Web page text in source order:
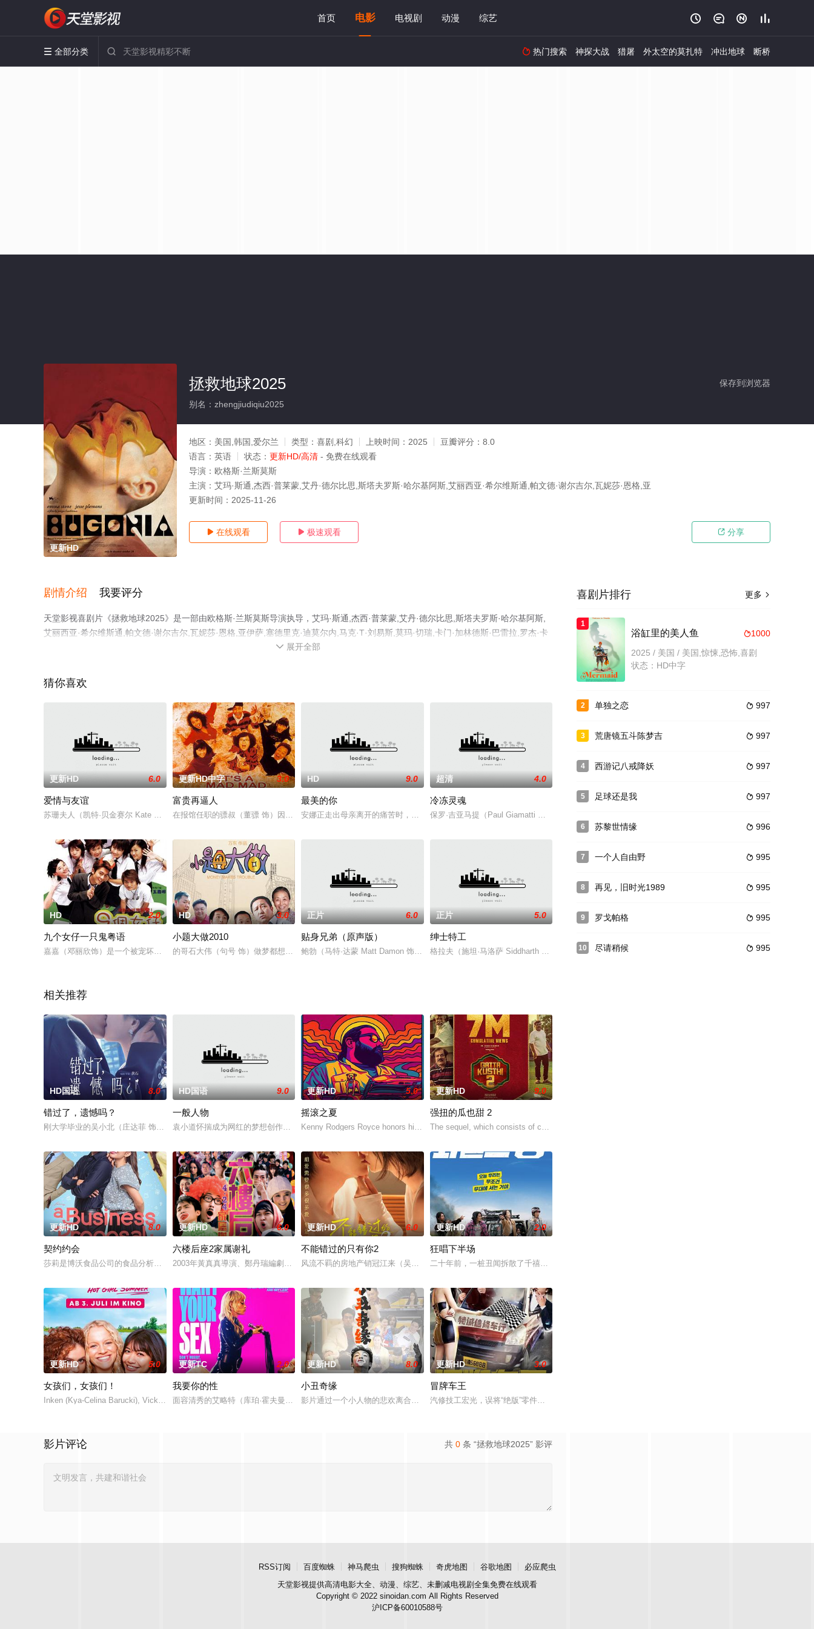
首页 电影 电视剧 动漫 综艺    
 全部分类   热门搜索 神探大战 猎屠 外太空的莫扎特 冲出地球 断桥
更新HD
保存到浏览器
拯救地球2025
别名：zhengjiudiqiu2025
地区： 美国,韩国,爱尔兰 类型： 喜剧,科幻 上映时间： 2025 豆瓣评分： 8.0
语言： 英语 状态： 更新HD/高清 - 免费在线观看
导演： 欧格斯·兰斯莫斯
主演： 艾玛·斯通,杰西·普莱蒙,艾丹·德尔比思,斯塔夫罗斯·哈尔基阿斯,艾丽西亚·希尔维斯通,帕文德·谢尔吉尔,瓦妮莎·恩格,亚
更新时间： 2025-11-26
 在线观看  极速观看  分享
剧情介绍 我要评分
天堂影视喜剧片《拯救地球2025》是一部由欧格斯·兰斯莫斯导演执导，艾玛·斯通,杰西·普莱蒙,艾丹·德尔比思,斯塔夫罗斯·哈尔基阿斯,
艾丽西亚·希尔维斯通,帕文德·谢尔吉尔,瓦妮莎·恩格,亚伊萨,塞德里克·迪莫尔内,马克·T·刘易斯,莫玛·切瑞,卡门·加林德斯·巴雷拉,罗杰·卡
瓦略等演员精彩演绎的美国,韩国,爱尔兰电影，手机免费观看高清无删减完整版电影大全来上天堂电影网就够了，更多相关信息可移步至
 展开全部
猜你喜欢
更新HD 6.0
爱情与友谊
苏珊夫人（凯特·贝金赛尔 Kate Beckinsale 饰）在不久之前永远的失去了自己的丈夫，她从兰福德搬到
更新HD中字 3.0
富贵再逼人
在报馆任职的骠叔（董骠 饰）因为工作的关系带着全家到加拿大工作。一家五口都全身心投入新环境新生活中，骠叔却因得
HD 9.0
最美的你
安娜正走出母亲离开的痛苦时，她妹妹克莱儿订婚的消息再次震撼她的世界，她与妹妹男友的室友亚瑟合作，打算破坏这场婚
超清 4.0
冷冻灵魂
保罗·吉亚马提（Paul Giamatti 饰）是纽约一个剧团的演员，他正在排演契诃夫的戏剧《万尼亚舅舅》。但
HD 2.0
九个女仔一只鬼粤语
嘉嘉（邓丽欣饰）是一个被宠坏的富家女，在学校里以她为首的9个女生都是学校篮球队的成员。嘉嘉祈求爸爸能给她买一辆
HD 3.0
小题大做2010
的哥石大伟（句号 饰）做梦都想发财。一天，他行驰途中因观看旁边一白衣女子与人吵架，注意力不集中，发生车祸，被男
正片 6.0
贴身兄弟（原声版）
鲍勃（马特·达蒙 Matt Damon 饰）和华特（格雷戈·金尼尔 Greg Kinnear）这一对双胞胎兄弟
正片 5.0
绅士特工
格拉夫（施坦·马洛萨 Siddharth Malhotra 饰）是一个品行端正的有为青年，他喜欢上了名叫卡维亚
相关推荐
HD国语 8.0
错过了，遗憾吗？
刚大学毕业的吴小北（庄达菲 饰）被初恋男友李天昊（周澄奧 饰）断崖式分手后陷入无尽的情绪反扑。她沉溺于失恋的痛
HD国语 9.0
一般人物
袁小道怀揣成为网红的梦想创作短视频，并与周小乙等人组建了“红透半边天”团队。然而团队在发展过程中遭遇了诸多矛盾
更新HD 5.0
摇滚之夏
Kenny Rodgers Royce honors his late mother's legacy
更新HD 9.0
强扭的瓜也甜 2
The sequel, which consists of consecutive events follow
更新HD 8.0
契约约会
莎莉是博沃食品公司的食品分析师，如今陷入财务困境，她答应为挚友雅斯敏牵线搭桥，为她安排相亲。原来，雅斯敏的约会
更新HD 6.0
六楼后座2家属谢礼
2003年黃真真導演、鄭丹瑞編劇的喜劇《六樓后座》拍出香港新一代的愛情面面觀，其中「Truth orDare」
更新HD 6.0
不能错过的只有你2
风流不羁的房地产销冠江来（吴翊歌 饰），为利益化身“深情画家”，步步为营接近倔强女医生李梦（李萌萌 饰）。他算
更新HD 2.0
狂唱下半场
二十年前，一桩丑闻拆散了千禧年初期当红的韩国流行三人团体。如今，三人为了一场仅有一次的演出再度合
更新HD 5.0
女孩们，女孩们！
Inken (Kya-Celina Barucki), Vicky (Julia Novohradsky) u
更新TC 2.0
我要你的性
面容清秀的艾略特（库珀·霍夫曼 Cooper Hoffman 饰）在著名艺术家艾丽卡·特蕾西（奥利维亚·王尔德
更新HD 8.0
小丑奇缘
影片通过一个小人物的悲欢离合，宣扬了树立正确的恋爱观生活观的必要性，鞭挞了追金，虚荣等错误的观念，让人在捧腹之
更新HD 3.0
冒牌车王
汽修技工宏光，误将“绝版”零件遗落盲女薛薇薇家中，为了找回丢失的东西，宏光无意中伪装成车王与薇薇进
共 0 条 “拯救地球2025” 影评
影片评论
更多 
喜剧片排行
1
1000
浴缸里的美人鱼
2025 / 美国 / 美国,惊悚,恐怖,喜剧
状态：HD中字
2  997
单独之恋
3  997
荒唐镜五斗陈梦吉
4  997
西游记八戒降妖
5  997
足球还是我
6  996
苏黎世情缘
7  995
一个人自由野
8  995
再见，旧时光1989
9  995
罗戈帕格
10  995
尽请稍候
RSS订阅 百度蜘蛛 神马爬虫 搜狗蜘蛛 奇虎地图 谷歌地图
必应爬虫
天堂影视提供高清电影大全、动漫、综艺、未删减电视剧全集免费在线观看
Copyright © 2022 sinoidan.com All Rights Reserved
沪ICP备60010588号